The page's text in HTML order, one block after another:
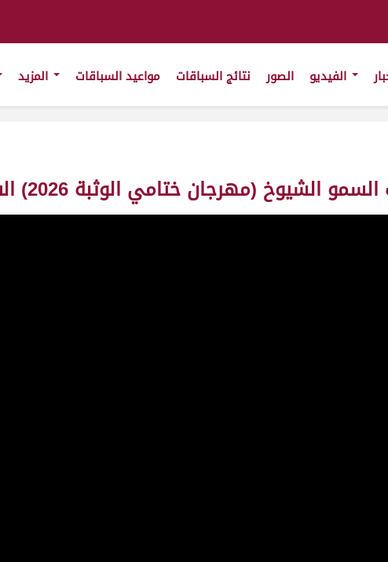
الصور نتائج السباقات مواعيد السباقات
ختامي الوثبة 2026) الفترة الصباحية 16-05-2026